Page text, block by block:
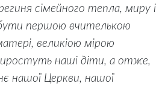
сімейного тепла, миру і
першою вчителькою
великіою мірою
наші діти, а отже,
нашої Церкви, нашої